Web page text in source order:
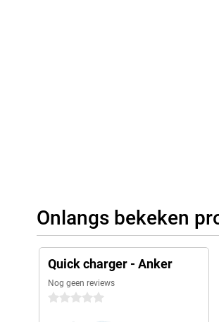
Onlangs bekeken
Quick charger - Anker
Nog geen reviews
0 sterren